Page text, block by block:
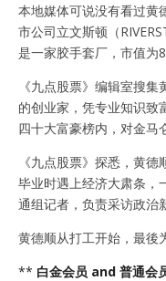
本地媒体可说没有看过黄
市公司立文斯顿（
是一家胶手套厂，市值为
《九点股票》编辑室搜
的创业家，凭专业知识致
四十大富豪榜内，对金马
《九点股票》探悉，黄
毕业时遇上经济大肃条，
通组记者，负责采访政治
黄德顺从打工开始，最後
** 白金会员 and 普通会